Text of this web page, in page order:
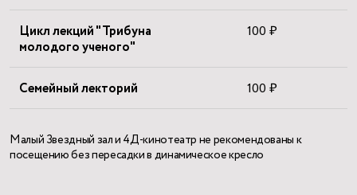
Цикл лекций "Трибуна
молодого ученого"
100 ₽
Семейный лекторий 100 ₽
Малый Звездный зал и 4Д-кинотеатр не рекомендованы к
посещению без пересадки в динамическое кресло